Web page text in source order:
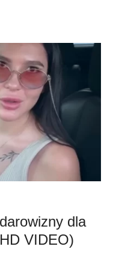
dla
VIDEO)